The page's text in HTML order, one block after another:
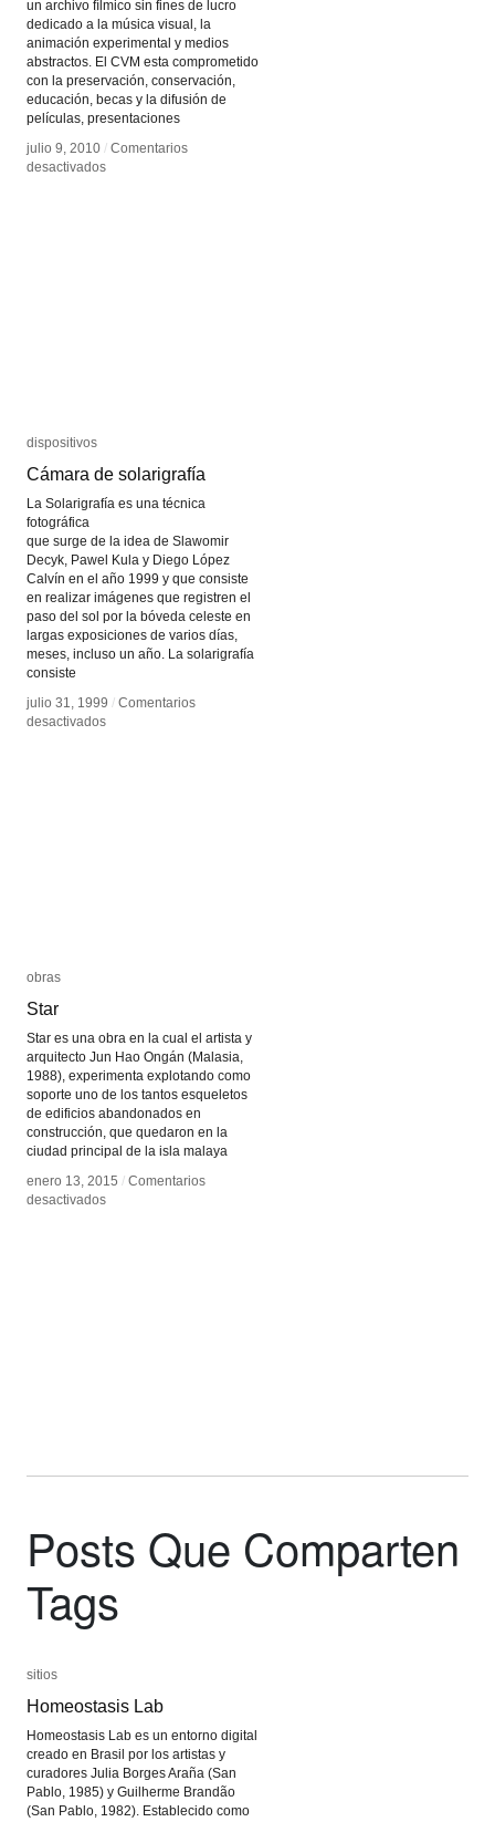
un archivo fílmico sin fines de lucro
dedicado a la música visual, la
animación experimental y medios
abstractos. El CVM esta comprometido
con la preservación, conservación,
educación, becas y la difusión de
películas, presentaciones
julio 9, 2010 / Comentarios
desactivadosen
julio 9, 2010 / Comentarios
desactivadosen
dispositivos
Cámara de solarigrafía
La Solarigrafía es una técnica
fotográfica
que surge de la idea de Slawomir
Decyk, Pawel Kula y Diego López
Calvín en el año 1999 y que consiste
en realizar imágenes que registren el
paso del sol por la bóveda celeste en
largas exposiciones de varios días,
meses, incluso un año. La solarigrafía
consiste
julio 31, 1999 / Comentarios
desactivadosen
dispositivos
Cámara de solarigrafía
julio 31, 1999 / Comentarios
desactivadosen
obras
Star
Star es una obra en la cual el artista y
arquitecto Jun Hao Ongán (Malasia,
1988), experimenta explotando como
soporte uno de los tantos esqueletos
de edificios abandonados en
construcción, que quedaron en la
ciudad principal de la isla malaya
enero 13, 2015 / Comentarios
desactivadosen
obras
Star
enero 13, 2015 / Comentarios
desactivadosen
Posts Que Comparten
Tags
sitios
Homeostasis Lab
Homeostasis Lab es un entorno digital
creado en Brasil por los artistas y
curadores Julia Borges Araña (San
Pablo, 1985) y Guilherme Brandão
(San Pablo, 1982). Establecido como
sitios
Homeostasis Lab